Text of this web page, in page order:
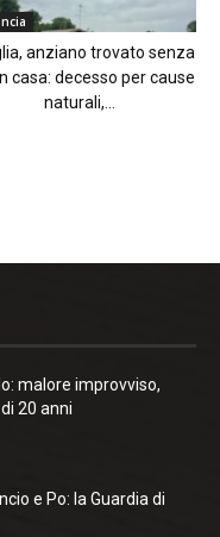
anziano trovato senza
casa: decesso per cause
naturali,...
malore improvviso,
20 anni
e Po: la Guardia di